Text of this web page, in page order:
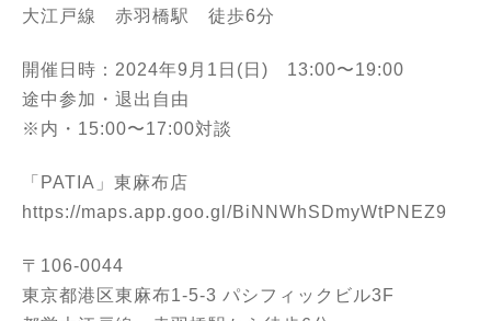
大江戸線 赤羽橋駅 徒歩6分
開催日時：2024年9月1日(日) 13:00〜19:00
途中参加・退出自由
※内・15:00〜17:00対談
「PATIA」東麻布店
https://maps.app.goo.gl/BiNNWhSDmyWtPNEZ9
〒106-0044
東京都港区東麻布1-5-3 パシフィックビル3F